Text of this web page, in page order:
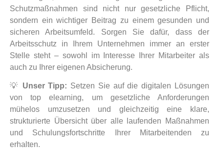
Schutzmaßnahmen sind nicht nur gesetzliche Pflicht,
sondern ein wichtiger Beitrag zu einem gesunden und
sicheren Arbeitsumfeld. Sorgen Sie dafür, dass der
Arbeitsschutz in Ihrem Unternehmen immer an erster
Stelle steht – sowohl im Interesse Ihrer Mitarbeiter als
auch zu Ihrer eigenen Absicherung.
💡 Unser Tipp: Setzen Sie auf die digitalen Lösungen
von top elearning, um gesetzliche Anforderungen
mühelos umzusetzen und gleichzeitig eine klare,
strukturierte Übersicht über alle laufenden Maßnahmen
und Schulungsfortschritte Ihrer Mitarbeitenden zu
erhalten.